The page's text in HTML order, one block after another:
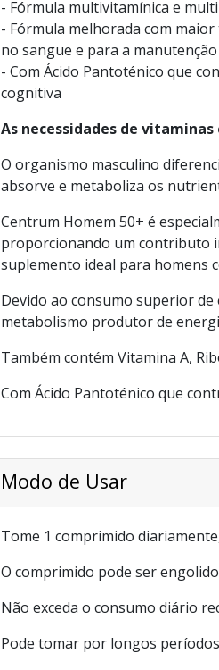
- Fórmula multivitamínica e
- Fórmula melhorada com
no sangue e para a
- Com Ácido Pantoténico que
cognitiva
As necessidades de
O organismo masculino
absorve e metaboliza os
Centrum Homem 50+ é
proporcionando um contributo
suplemento ideal para homens
Devido ao consumo superior
metabolismo produtor de
Também contém Vitamina A,
Com Ácido Pantoténico que
Modo de Usar
Tome 1 comprimido
O comprimido pode ser
Não exceda o consumo diário
Pode tomar por longos